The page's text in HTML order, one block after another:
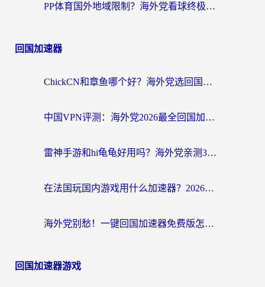
PP体育国外地域限制？海外党看球终极方案：从欧洲杯到奥运会，中文解说不卡顿！
回国加速器
ChickCN和章鱼哪个好？海外党选回国加速器的3个关键维度 + 实用避坑指南
中国VPN评测：海外党2026最全回国加速器选择指南，告别地区限制不踩坑
雷神手游和hi龟龟好用吗？海外党亲测3款回国加速器，教你选对国外到国内加速器
在法国玩国内游戏用什么加速器？2026实测解决延迟卡顿的实用指南
海外党别愁！一键回国加速器免费版怎么选？从踩坑到流畅访问的全攻略
回国加速器游戏